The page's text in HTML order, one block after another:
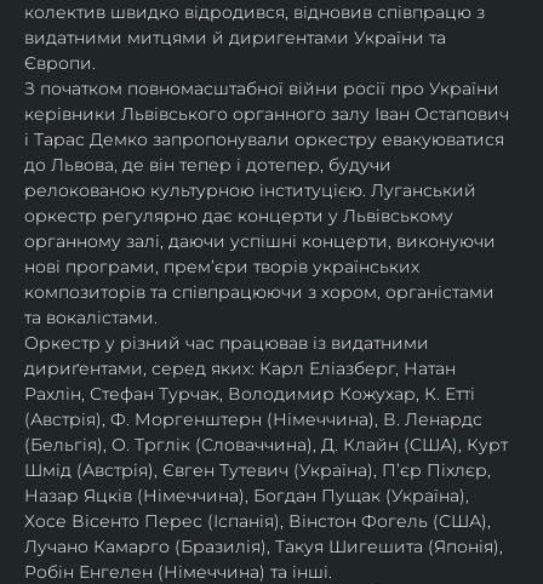
колектив швидко відродився, відновив співпрацю з
видатними митцями й диригентами України та
Європи.
З початком повномасштабної війни росії про України
керівники Львівського органного залу Іван Остапович
і Тарас Демко запропонували оркестру евакуюватися
до Львова, де він тепер і дотепер, будучи
релокованою культурною інституцією. Луганський
оркестр регулярно дає концерти у Львівському
органному залі, даючи успішні концерти, виконуючи
нові програми, прем’єри творів українських
композиторів та співпрацюючи з хором, органістами
та вокалістами.
Оркестр у різний час працював із видатними
дириґентами, серед яких: Карл Еліазберг, Натан
Рахлін, Стефан Турчак, Володимир Кожухар, К. Етті
(Австрія), Ф. Моргенштерн (Німеччина), В. Ленардс
(Бельгія), О. Трглік (Словаччина), Д. Клайн (США), Курт
Шмід (Австрія), Євген Тутевич (Україна), П’єр Піхлєр,
Назар Яцків (Німеччина), Богдан Пущак (Україна),
Хосе Вісенто Перес (Іспанія), Вінстон Фогель (США),
Лучано Камарго (Бразилія), Такуя Шигешита (Японія),
Робін Енгелен (Німеччина) та інші.